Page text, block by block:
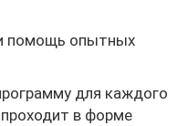
помощь опытных
для каждого
в форме